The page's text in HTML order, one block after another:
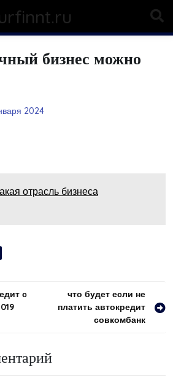
бизнес можно
2024
отрасль бизнеса
с
что будет если не
платить автокредит
совкомбанк